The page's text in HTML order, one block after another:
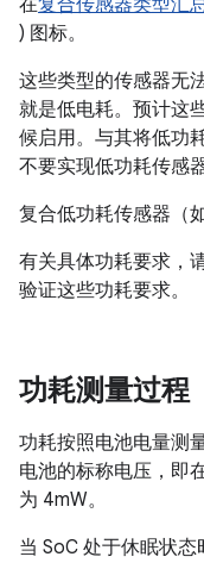
在复合传感器类型汇
) 图标。
这些类型的传感器无
就是低电耗。预计这
候启用。与其将低功
不要实现低功耗传感
复合低功耗传感器（
有关具体功耗要求，
验证这些功耗要求。
功耗测量过程
功耗按照电池电量测
电池的标称电压，即
为 4mW。
当 SoC 处于休眠状